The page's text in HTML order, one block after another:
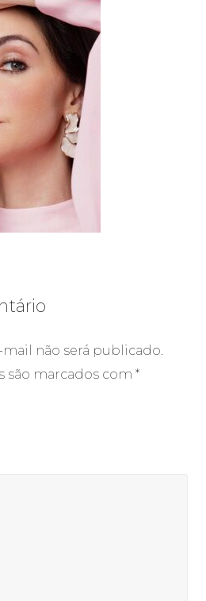
não será publicado.
são marcados com *